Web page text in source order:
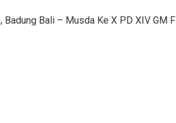
Badung Bali – Musda Ke X PD XIV GM